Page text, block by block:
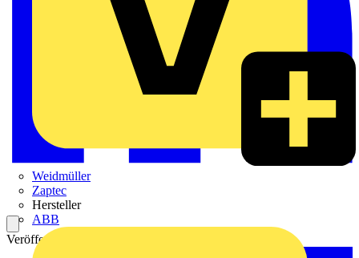
Weidmüller
Zaptec
Hersteller
ABB
Veröffentlicht: 31. Januar 2022